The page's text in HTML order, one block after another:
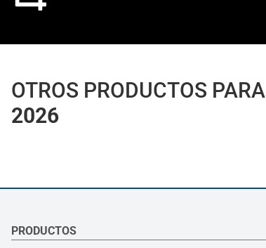
OTROS PRODUCTOS PARA
2026
PRODUCTOS